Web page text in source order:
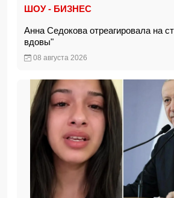
ШОУ - БИЗНЕС
Анна Седокова отреагировала на
вдовы"
08 августа 2026